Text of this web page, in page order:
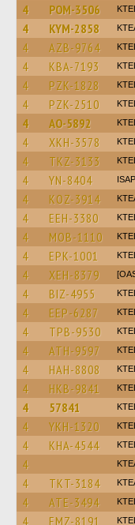
4 POM-3506
4 KYM-2858
4 AZB-9764
4 KBA-7193
4 PZK-1828
4 PZK-2510
4 AO-5892
4 XKH-3578
4 TKZ-3133
4 YN-8404 ISAP
4 KOZ-3914
4 EEH-3380
4 MOB-1110
4 EPK-1001
4 XEH-8379
4 BIZ-4955
4 EEP-6287
4 TPB-9530
4 ATH-9597
4 HAH-8808
4 HKB-9841
4 57841
4 YKH-1320
4 KHA-4544
4
4 TKT-3184
4 ATE-3494
4 EMZ-8191